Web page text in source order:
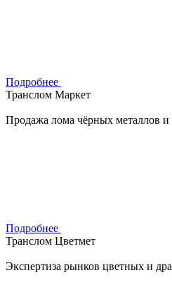
Подробнее
Транслом Маркет
Продажа лома чёрных металлов и
Подробнее
Транслом Цветмет
Экспертиза рынков цветных и